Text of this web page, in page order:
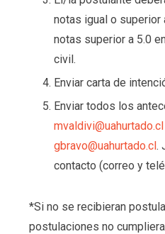
notas igual o superior
notas superior a 5.0
civil.
Enviar carta de
Enviar todos los
mvaldivi@uahurtado.cl
gbravo@uahurtado.cl.
contacto (correo y
*Si no se recibieran
postulaciones no